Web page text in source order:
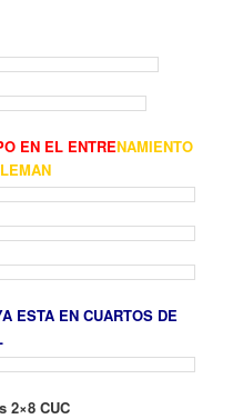
EN EL ENTRENAMIENTO
ESTA EN CUARTOS DE
2×8 CUC